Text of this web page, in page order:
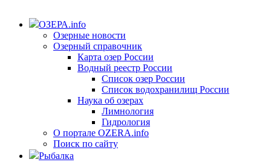
ОЗЕРА.info
Озерные новости
Озерный справочник
Карта озер России
Водный реестр России
Список озер России
Список водохранилищ России
Наука об озерах
Лимнология
Гидрология
О портале OZERA.info
Поиск по сайту
Рыбалка